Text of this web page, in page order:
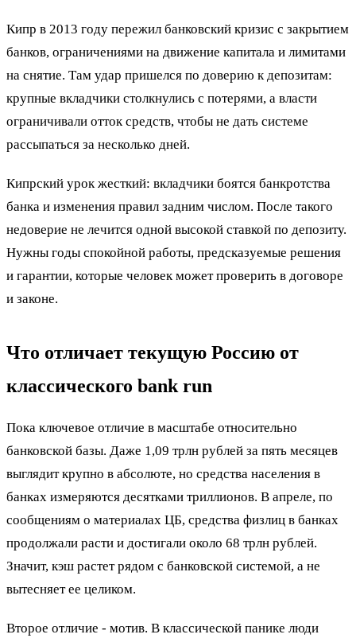
Кипр в 2013 году пережил банковский кризис с закрытием
банков, ограничениями на движение капитала и лимитами
на снятие. Там удар пришелся по доверию к депозитам:
крупные вкладчики столкнулись с потерями, а власти
ограничивали отток средств, чтобы не дать системе
рассыпаться за несколько дней.
Кипрский урок жесткий: вкладчики боятся банкротства
банка и изменения правил задним числом. После такого
недоверие не лечится одной высокой ставкой по депозиту.
Нужны годы спокойной работы, предсказуемые решения
и гарантии, которые человек может проверить в договоре
и законе.
Что отличает текущую Россию от
классического bank run
Пока ключевое отличие в масштабе относительно
банковской базы. Даже 1,09 трлн рублей за пять месяцев
выглядит крупно в абсолюте, но средства населения в
банках измеряются десятками триллионов. В апреле, по
сообщениям о материалах ЦБ, средства физлиц в банках
продолжали расти и достигали около 68 трлн рублей.
Значит, кэш растет рядом с банковской системой, а не
вытесняет ее целиком.
Второе отличие - мотив. В классической панике люди